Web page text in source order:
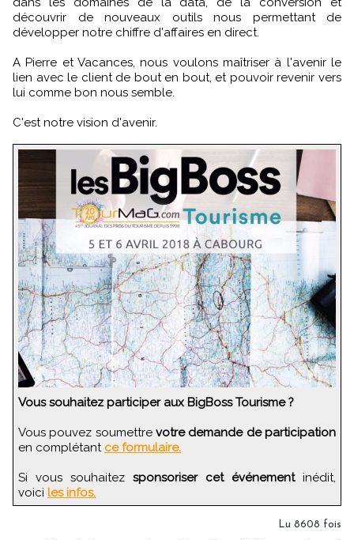
découvrir de nouveaux outils nous permettant de
développer notre chiffre d'affaires en direct.
A Pierre et Vacances, nous voulons maîtriser à l'avenir le
lien avec le client de bout en bout, et pouvoir revenir vers
lui comme bon nous semble.
C'est notre vision d'avenir.
Vous souhaitez participer aux BigBoss Tourisme ?
Vous pouvez soumettre votre demande de participation
en complétant ce formulaire.
Si vous souhaitez sponsoriser cet événementinédit,
voici les infos.
Lu 8608 fois